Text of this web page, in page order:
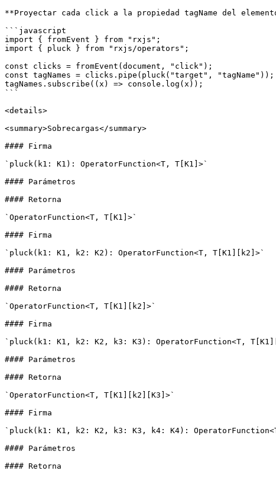
**Proyectar cada click a la propiedad tagName del
```javascript
import { fromEvent } from "rxjs";
import { pluck } from "rxjs/operators";
const clicks = fromEvent(document, "click");
const tagNames = clicks.pipe(pluck("target", "tagName"));
tagNames.subscribe((x) => console.log(x));
```
<details>
<summary>Sobrecargas</summary>
#### Firma
`pluck(k1: K1): OperatorFunction<T, T[K1]>`
#### Parámetros
#### Retorna
`OperatorFunction<T, T[K1]>`
#### Firma
`pluck(k1: K1, k2: K2): OperatorFunction<T, T[K1][k2]>`
#### Parámetros
#### Retorna
`OperatorFunction<T, T[K1][k2]>`
#### Firma
`pluck(k1: K1, k2: K2, k3: K3): OperatorFunction<T,
#### Parámetros
#### Retorna
`OperatorFunction<T, T[K1][k2][K3]>`
#### Firma
`pluck(k1: K1, k2: K2, k3: K3, k4: K4):
#### Parámetros
#### Retorna